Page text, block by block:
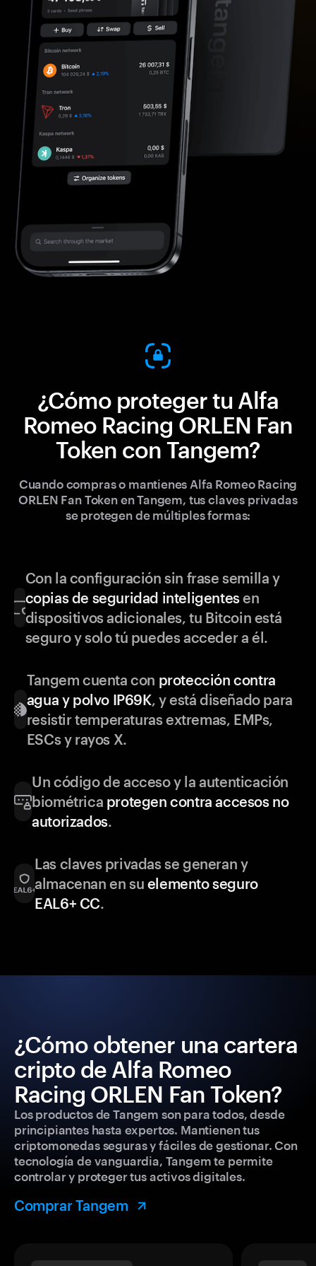
¿Cómo proteger tu Alfa
Romeo Racing ORLEN Fan
Token con Tangem?
Cuando compras o mantienes Alfa Romeo Racing
ORLEN Fan Token en Tangem, tus claves privadas
se protegen de múltiples formas:
Con la configuración sin frase semilla y
copias de seguridad inteligentesen
dispositivos adicionales, tu Bitcoin está
seguro y solo tú puedes acceder a él.
Tangem cuenta con protección contra
agua y polvo IP69K, y está diseñado para
resistir temperaturas extremas, EMPs,
ESCs y rayos X.
Un código de acceso y la autenticación
biométrica protegen contra accesos no
autorizados.
Las claves privadas se generan y
almacenan en su elemento seguro
EAL6+ CC.
¿Cómo obtener una cartera
cripto de Alfa Romeo
Racing ORLEN Fan Token?
Los productos de Tangem son para todos, desde
principiantes hasta expertos. Mantienen tus
criptomonedas seguras y fáciles de gestionar. Con
tecnología de vanguardia, Tangem te permite
controlar y proteger tus activos digitales.
Comprar Tangem